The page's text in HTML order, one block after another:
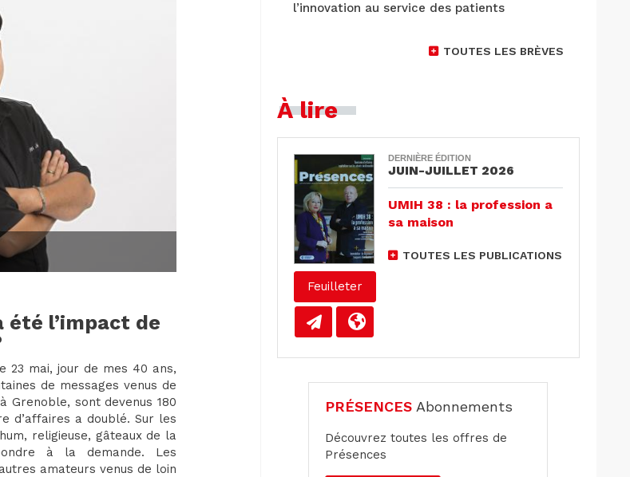
été l’impact de
23 mai, jour de mes 40 ans,
de messages venus de
Grenoble, sont devenus 180
d’affaires a doublé. Sur les
religieuse, gâteaux de la
à la demande. Les
amateurs venus de loin
l’innovation au service des patients
TOUTES LES BRÈVES
À lire
Feuilleter
DERNIÈRE ÉDITION
JUIN-JUILLET 2026
UMIH 38 : la profession a
sa maison
TOUTES LES PUBLICATIONS
PRÉSENCES Abonnements
Découvrez toutes les offres de
Présences